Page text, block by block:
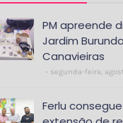
PM apreende
Jardim
Canavieiras
segunda-feira,
Ferlu